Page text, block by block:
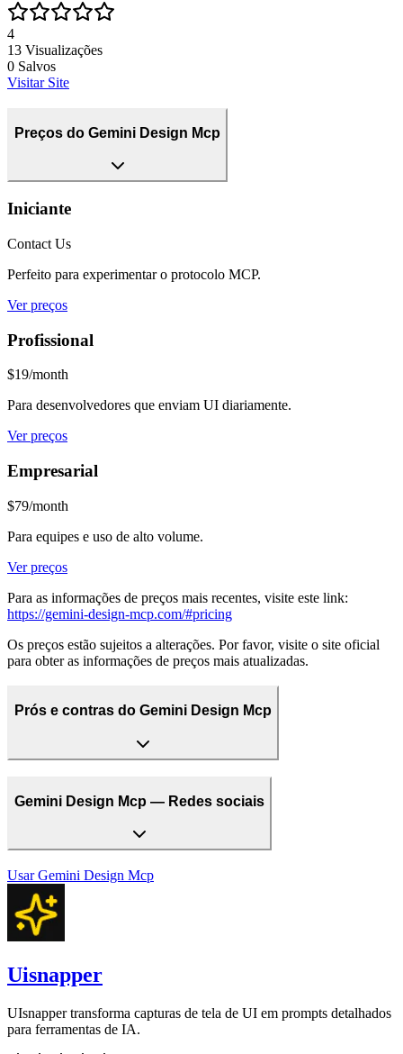
4
13 Visualizações
0 Salvos
Visitar Site
Preços do Gemini Design Mcp
Iniciante
Contact Us
Perfeito para experimentar o protocolo MCP.
Ver preços
Profissional
$19/month
Para desenvolvedores que enviam UI diariamente.
Ver preços
Empresarial
$79/month
Para equipes e uso de alto volume.
Ver preços
Para as informações de preços mais recentes, visite este link:
https://gemini-design-mcp.com/#pricing
Os preços estão sujeitos a alterações. Por favor, visite o site oficial
para obter as informações de preços mais atualizadas.
Prós e contras do Gemini Design Mcp
Gemini Design Mcp — Redes sociais
Usar Gemini Design Mcp
Uisnapper
UIsnapper transforma capturas de tela de UI em prompts detalhados
para ferramentas de IA.